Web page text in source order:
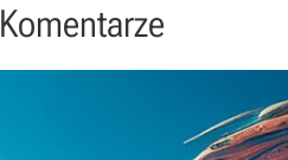
Komentarze